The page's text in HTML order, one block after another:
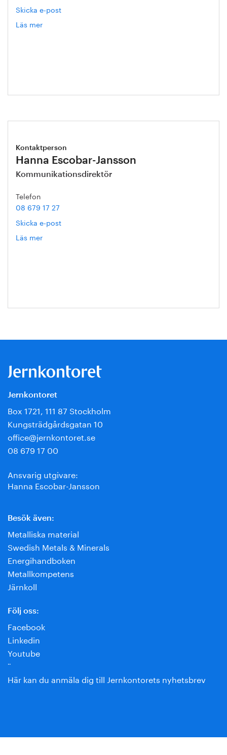
Skicka e-post
Läs mer
Kontaktperson
Hanna Escobar-Jansson
Kommunikationsdirektör
Telefon
08 679 17 27
Skicka e-post
Läs mer
Jernkontoret
Box 1721, 111 87 Stockholm
Kungsträdgårdsgatan 10
office@jernkontoret.se
08 679 17 00
Ansvarig utgivare:
Hanna Escobar-Jansson
Besök även:
Metalliska material
Swedish Metals & Minerals
Energihandboken
Metallkompetens
Järnkoll
Följ oss:
Facebook
Linkedin
Youtube
¨
Här kan du anmäla dig till Jernkontorets nyhetsbrev